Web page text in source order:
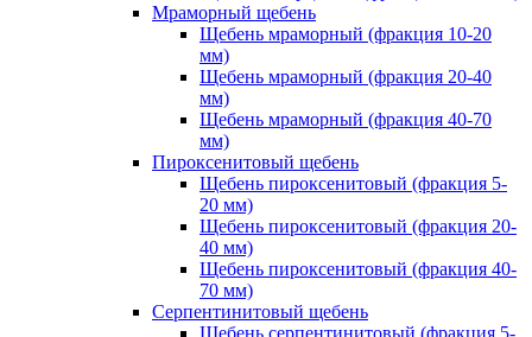
Мраморный щебень
Щебень мраморный (фракция 10-20
мм)
Щебень мраморный (фракция 20-40
мм)
Щебень мраморный (фракция 40-70
мм)
Пироксенитовый щебень
Щебень пироксенитовый (фракция 5-
20 мм)
Щебень пироксенитовый (фракция 20-
40 мм)
Щебень пироксенитовый (фракция 40-
70 мм)
Серпентинитовый щебень
Щебень серпентинитовый (фракция 5-